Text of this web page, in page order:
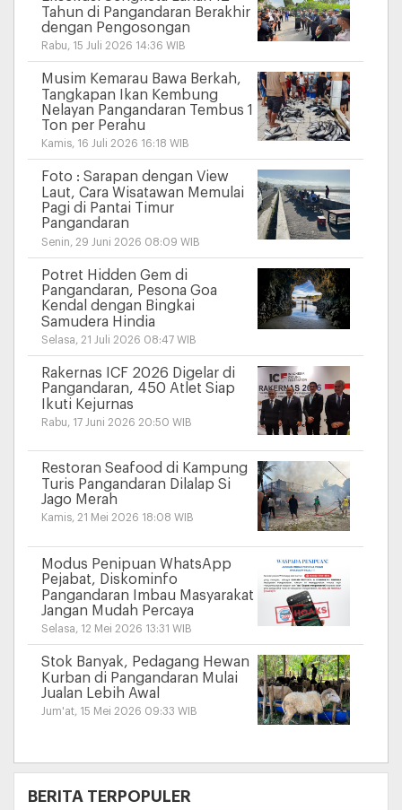
Tahun di Pangandaran Berakhir
dengan Pengosongan
Rabu, 15 Juli 2026 14:36 WIB
Musim Kemarau Bawa Berkah,
Tangkapan Ikan Kembung
Nelayan Pangandaran Tembus 1
Ton per Perahu
Kamis, 16 Juli 2026 16:18 WIB
Foto : Sarapan dengan View
Laut, Cara Wisatawan Memulai
Pagi di Pantai Timur
Pangandaran
Senin, 29 Juni 2026 08:09 WIB
Potret Hidden Gem di
Pangandaran, Pesona Goa
Kendal dengan Bingkai
Samudera Hindia
Selasa, 21 Juli 2026 08:47 WIB
Rakernas ICF 2026 Digelar di
Pangandaran, 450 Atlet Siap
Ikuti Kejurnas
Rabu, 17 Juni 2026 20:50 WIB
Restoran Seafood di Kampung
Turis Pangandaran Dilalap Si
Jago Merah
Kamis, 21 Mei 2026 18:08 WIB
Modus Penipuan WhatsApp
Pejabat, Diskominfo
Pangandaran Imbau Masyarakat
Jangan Mudah Percaya
Selasa, 12 Mei 2026 13:31 WIB
Stok Banyak, Pedagang Hewan
Kurban di Pangandaran Mulai
Jualan Lebih Awal
Jum'at, 15 Mei 2026 09:33 WIB
BERITA TERPOPULER